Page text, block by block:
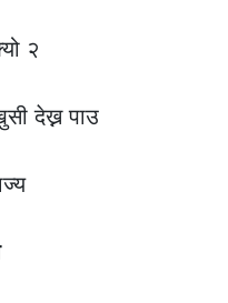
२
देख्न पाउ